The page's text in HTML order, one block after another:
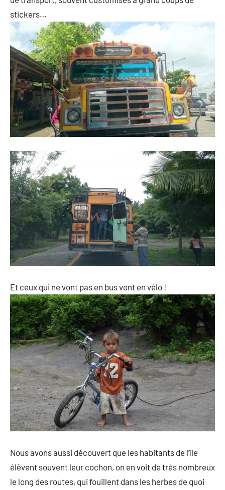
stickers…
Et ceux qui ne vont pas en bus vont en vélo !
Nous avons aussi découvert que les habitants de l’île
élèvent souvent leur cochon, on en voit de très nombreux
le long des routes, qui fouillent dans les herbes de quoi